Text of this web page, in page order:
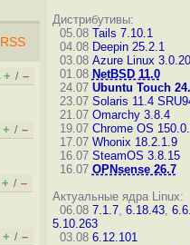
RSS
+ / –
+ / –
+ / –
+ / –
Дистрибутивы:
05.08 Tails 7.10.1
04.08 Deepin 25.2.1
03.08 Azure Linux
01.08 NetBSD 11.0
24.07 Ubuntu Touch
23.07 Solaris 11.4
21.07 Omarchy 3.8.4
19.07 Chrome OS
17.07 Whonix 18.2.1.9
16.07 SteamOS 3.8.15
16.07 OPNsense 26.7
Актуальные ядра Linux:
06.08 7.1.7, 6.18.43,
5.10.263
03.08 6.12.101